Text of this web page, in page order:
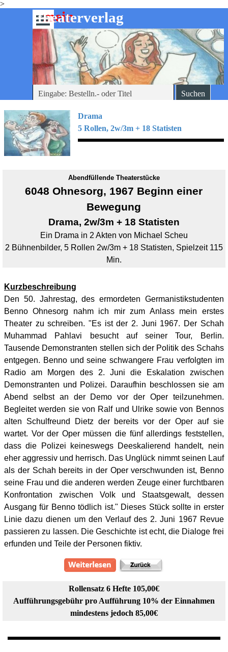
>
Direkt zum Seiteninhalt
-theaterverlag
mein
Menü überspringen
Suchen
Drama
5 Rollen, 2w/3m + 18 Statisten
Abendfüllende Theaterstücke
6048 Ohnesorg, 1967 Beginn einer
Bewegung
Drama, 2w/3m + 18 Statisten
Ein Drama in 2 Akten von Michael Scheu
2 Bühnenbilder, 5 Rollen 2w/3m + 18 Statisten, Spielzeit 115
Min.
Kurzbeschreibung
Den 50. Jahrestag, des ermordeten Germanistikstudenten
Benno Ohnesorg nahm ich mir zum Anlass mein erstes
Theater zu schreiben. "Es ist der 2. Juni 1967. Der Schah
Muhammad Pahlavi besucht auf seiner Tour, Berlin.
Tausende Demonstranten stellen sich der Politik des Schahs
entgegen. Benno und seine schwangere Frau verfolgten im
Radio am Morgen des 2. Juni die Eskalation zwischen
Demonstranten und Polizei. Daraufhin beschlossen sie am
Abend selbst an der Demo vor der Oper teilzunehmen.
Begleitet werden sie von Ralf und Ulrike sowie von Bennos
alten Schulfreund Dietz der bereits vor der Oper auf sie
wartet. Vor der Oper müssen die fünf allerdings feststellen,
dass die Polizei keineswegs Deeskalierend handelt, nein
eher aggressiv und herrisch. Das Unglück nimmt seinen Lauf
als der Schah bereits in der Oper verschwunden ist, Benno
seine Frau und die anderen werden Zeuge einer furchtbaren
Konfrontation zwischen Volk und Staatsgewalt, dessen
Ausgang für Benno tödlich ist." Dieses Stück sollte in erster
Linie dazu dienen um den Verlauf des 2. Juni 1967 Revue
passieren zu lassen. Die Geschichte ist echt, die Dialoge frei
erfunden und Teile der Personen fiktiv.
Rollensatz 6 Hefte 105,00€
Aufführungsgebühr pro Aufführung 10% der Einnahmen
mindestens jedoch 85,00€